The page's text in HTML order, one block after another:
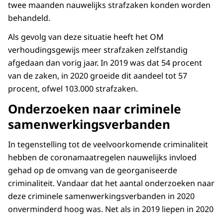
twee maanden nauwelijks strafzaken konden worden
behandeld.
Als gevolg van deze situatie heeft het OM
verhoudingsgewijs meer strafzaken zelfstandig
afgedaan dan vorig jaar. In 2019 was dat 54 procent
van de zaken, in 2020 groeide dit aandeel tot 57
procent, ofwel 103.000 strafzaken.
Onderzoeken naar criminele
samenwerkingsverbanden
In tegenstelling tot de veelvoorkomende criminaliteit
hebben de coronamaatregelen nauwelijks invloed
gehad op de omvang van de georganiseerde
criminaliteit. Vandaar dat het aantal onderzoeken naar
deze criminele samenwerkingsverbanden in 2020
onverminderd hoog was. Net als in 2019 liepen in 2020